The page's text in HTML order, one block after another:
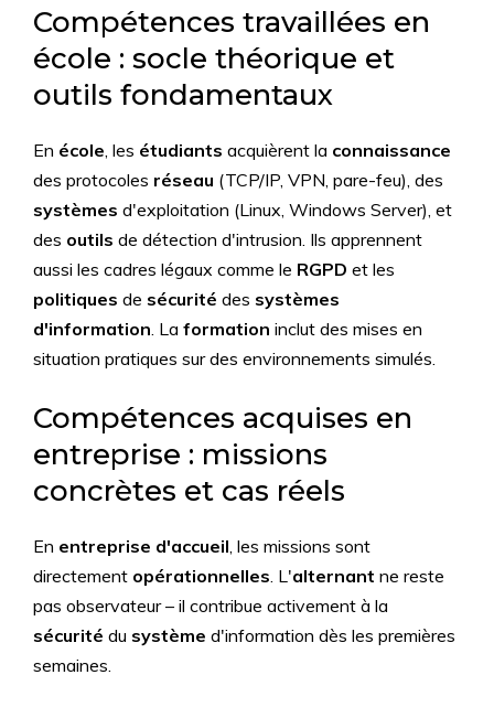
Compétences travaillées en
école : socle théorique et
outils fondamentaux
En école, les étudiants acquièrent la connaissance
des protocoles réseau (TCP/IP, VPN, pare-feu), des
systèmes d'exploitation (Linux, Windows Server), et
des outils de détection d'intrusion. Ils apprennent
aussi les cadres légaux comme le RGPD et les
politiques de sécurité des systèmes
d'information. La formation inclut des mises en
situation pratiques sur des environnements simulés.
Compétences acquises en
entreprise : missions
concrètes et cas réels
En entreprise d'accueil, les missions sont
directement opérationnelles. L'alternant ne reste
pas observateur – il contribue activement à la
sécurité du système d'information dès les premières
semaines.